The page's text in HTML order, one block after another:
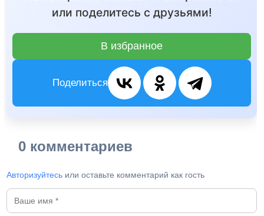
или поделитесь с друзьями!
В избранное
Поделиться
0 комментариев
Авторизуйтесь или оставьте комментарий как гость